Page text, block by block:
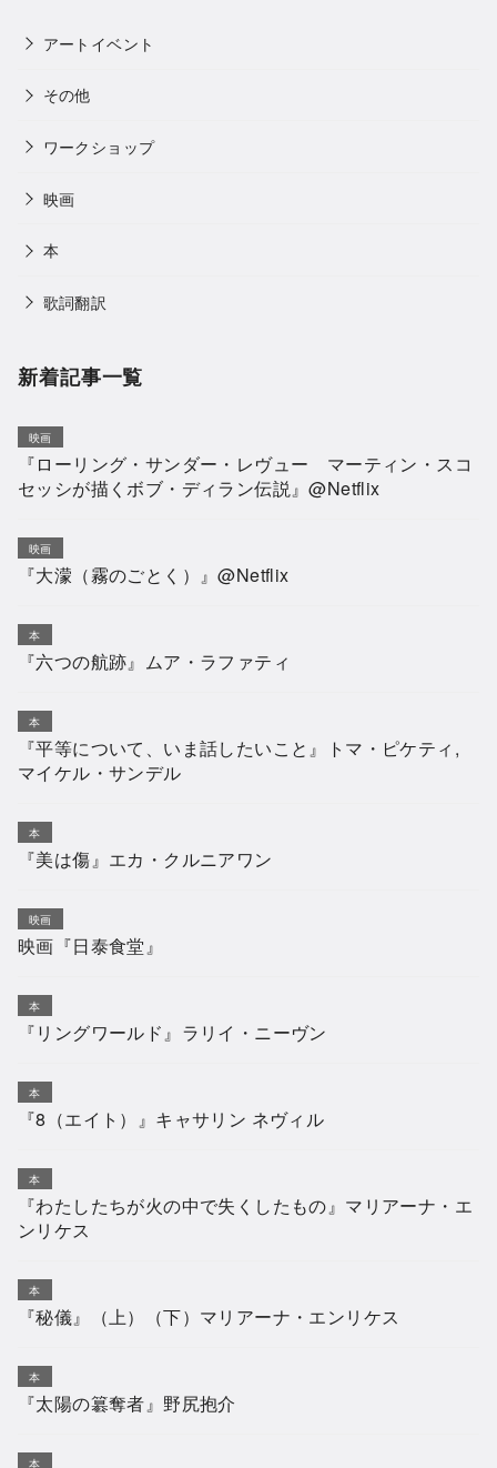
アートイベント
その他
ワークショップ
映画
本
歌詞翻訳
新着記事一覧
映画
『ローリング・サンダー・レヴュー マーティン・スコ
セッシが描くボブ・ディラン伝説』@Netflix
映画
『大濛（霧のごとく）』@Netflix
本
『六つの航跡』ムア・ラファティ
本
『平等について、いま話したいこと』トマ・ピケティ,
マイケル・サンデル
本
『美は傷』エカ・クルニアワン
映画
映画『日泰食堂』
本
『リングワールド』ラリイ・ニーヴン
本
『8（エイト）』キャサリン ネヴィル
本
『わたしたちが火の中で失くしたもの』マリアーナ・エ
ンリケス
本
『秘儀』（上）（下）マリアーナ・エンリケス
本
『太陽の簒奪者』野尻抱介
本